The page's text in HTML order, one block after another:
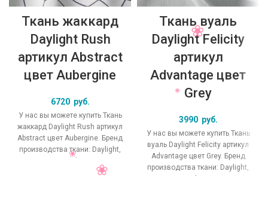
Ткань жаккард
Daylight Rush
артикул Abstract
цвет Aubergine
6720 руб.
У нас вы можете купить Ткань
жаккард Daylight Rush артикул
Abstract цвет Aubergine. Бренд
производства ткани: Daylight,
коллекция Rush, основной
Ткань вуаль
Daylight Felicity
артикул
Advantage цвет
Grey
3990 руб.
У нас вы можете купить Ткань
вуаль Daylight Felicity артикул
Advantage цвет Grey. Бренд
производства ткани: Daylight,
коллекция Felicity, основной